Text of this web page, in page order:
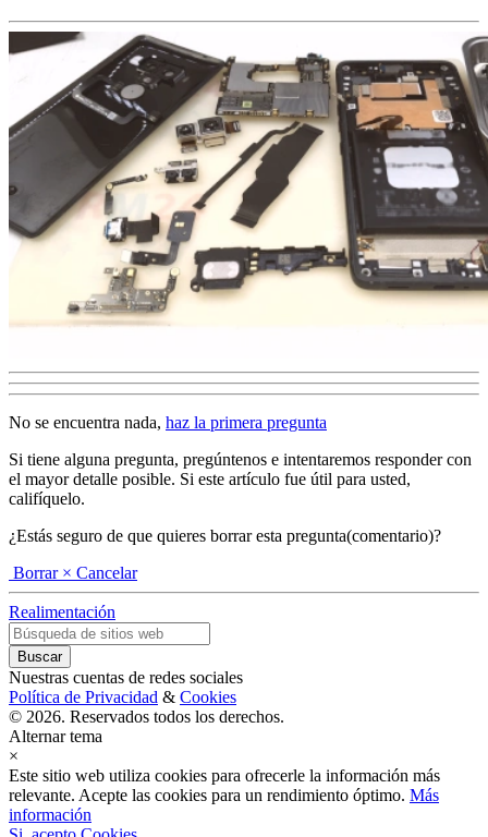
No se encuentra nada, haz la primera pregunta
Si tiene alguna pregunta, pregúntenos e intentaremos responder con
el mayor detalle posible. Si este artículo fue útil para usted,
califíquelo.
¿Estás seguro de que quieres borrar esta pregunta(comentario)?
Borrar × Cancelar
Realimentación
Nuestras cuentas de redes sociales
Política de Privacidad & Cookies
© 2026. Reservados todos los derechos.
Alternar tema
×
Este sitio web utiliza cookies para ofrecerle la información más
relevante. Acepte las cookies para un rendimiento óptimo. Más
información